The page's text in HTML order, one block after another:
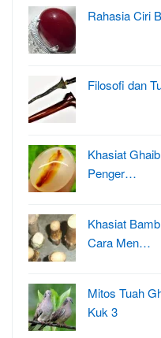
Rahasia Ciri
Filosofi dan
Khasiat
Penger…
Khasiat
Cara Men…
Mitos Tuah
Kuk 3